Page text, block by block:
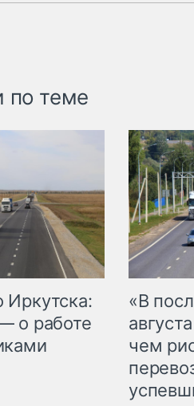
по теме
о работе
«В
чем